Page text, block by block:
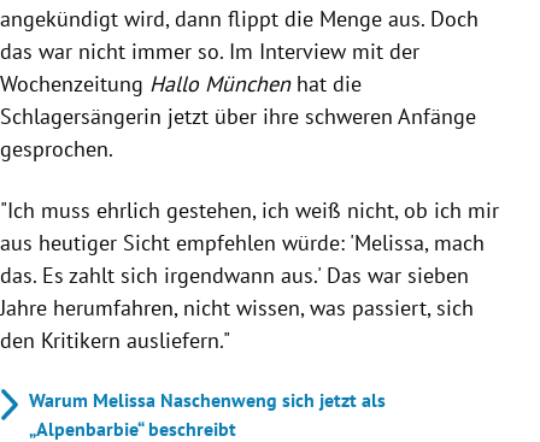
angekündigt wird, dann flippt die Menge aus. Doch
das war nicht immer so. Im Interview mit der
Wochenzeitung Hallo München hat die
Schlagersängerin jetzt über ihre schweren Anfänge
gesprochen.
"Ich muss ehrlich gestehen, ich weiß nicht, ob ich mir
aus heutiger Sicht empfehlen würde: 'Melissa, mach
das. Es zahlt sich irgendwann aus.' Das war sieben
Jahre herumfahren, nicht wissen, was passiert, sich
den Kritikern ausliefern."
Warum Melissa Naschenweng sich jetzt als
„Alpenbarbie“ beschreibt